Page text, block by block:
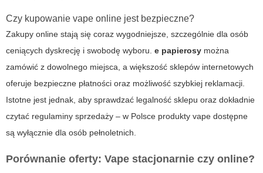
Czy kupowanie vape online jest bezpieczne?
Zakupy online stają się coraz wygodniejsze, szczególnie dla osób
ceniących dyskrecję i swobodę wyboru. e papierosy można
zamówić z dowolnego miejsca, a większość sklepów internetowych
oferuje bezpieczne płatności oraz możliwość szybkiej reklamacji.
Istotne jest jednak, aby sprawdzać legalność sklepu oraz dokładnie
czytać regulaminy sprzedaży – w Polsce produkty vape dostępne
są wyłącznie dla osób pełnoletnich.
Porównanie oferty: Vape stacjonarnie czy online?